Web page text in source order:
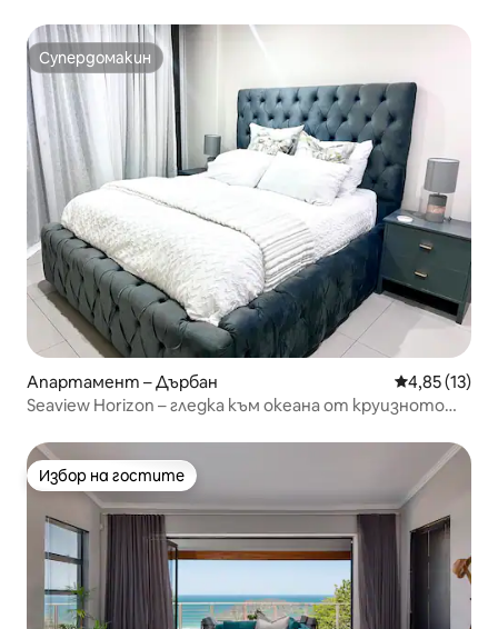
Супердомакин
Супердомакин
Апартамент – Дърбан Средна
4,85 (13)
Seaview Horizon – гледка към океана от круизното
Избор на гостите
Избор на гостите